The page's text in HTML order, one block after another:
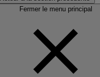
Fermer le menu principal